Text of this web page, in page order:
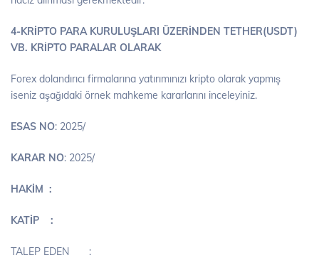
4-KRİPTO PARA KURULUŞLARI ÜZERİNDEN TETHER(USDT)
VB. KRİPTO PARALAR OLARAK
Forex dolandırıcı firmalarına yatırımınızı kripto olarak yapmış
iseniz aşağıdaki örnek mahkeme kararlarını inceleyiniz.
ESAS NO: 2025/
KARAR NO: 2025/
HAKİM :
KATİP :
TALEP EDEN :